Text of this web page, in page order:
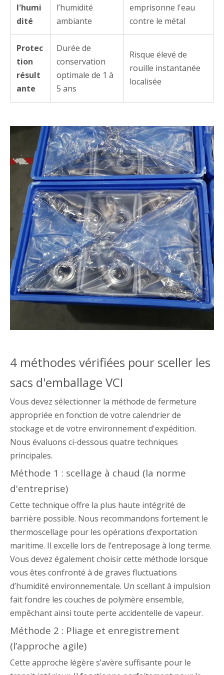
l'humi
dité
l’humidité
ambiante
emprisonne l'eau
contre le métal
Protec
tion
résult
ante
Durée de
conservation
optimale de 1 à
5 ans
Risque élevé de
rouille instantanée
localisée
4 méthodes vérifiées pour sceller les
sacs d'emballage VCI
Vous devez sélectionner la méthode de fermeture
appropriée en fonction de votre calendrier de
stockage et de votre environnement d'expédition.
Nous évaluons ci-dessous quatre techniques
principales.
Méthode 1 : scellage à chaud (la norme
d'entreprise)
Cette technique offre la plus haute intégrité de
barrière possible. Nous recommandons fortement le
thermoscellage pour les opérations d’exportation
maritime. Il excelle lors de l’entreposage à long terme.
Vous devez également choisir cette méthode lorsque
vous êtes confronté à de graves fluctuations
d’humidité environnementale. Un scellant à impulsion
fait fondre les couches de polymère ensemble,
empêchant ainsi toute perte accidentelle de vapeur.
Méthode 2 : Pliage et enregistrement
(l’approche agile)
Cette approche légère s’avère suffisante pour le